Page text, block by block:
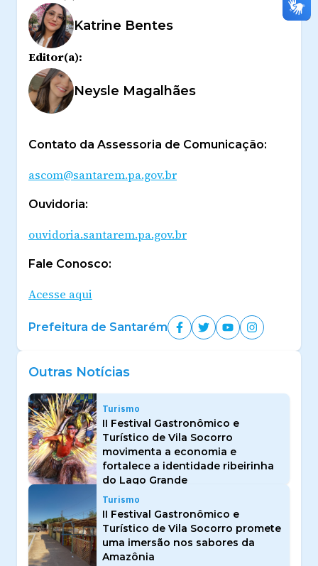
Katrine Bentes
Editor(a):
Neysle Magalhães
Contato da Assessoria de Comunicação:
ascom@santarem.pa.gov.br
Ouvidoria:
ouvidoria.santarem.pa.gov.br
Fale Conosco:
Acesse aqui
Prefeitura de Santarém
Outras Notícias
Turismo
II Festival Gastronômico e
Turístico de Vila Socorro
movimenta a economia e
fortalece a identidade ribeirinha
do Lago Grande
Turismo
II Festival Gastronômico e
Turístico de Vila Socorro promete
uma imersão nos sabores da
Amazônia